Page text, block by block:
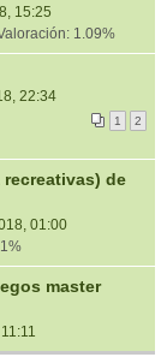
15:25
1.09%
22:34
1 2
de
01:00
master